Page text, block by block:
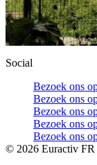
Social
Bezoek ons
Bezoek ons
Bezoek ons
Bezoek ons
Bezoek ons
© 2026 Euractiv FR